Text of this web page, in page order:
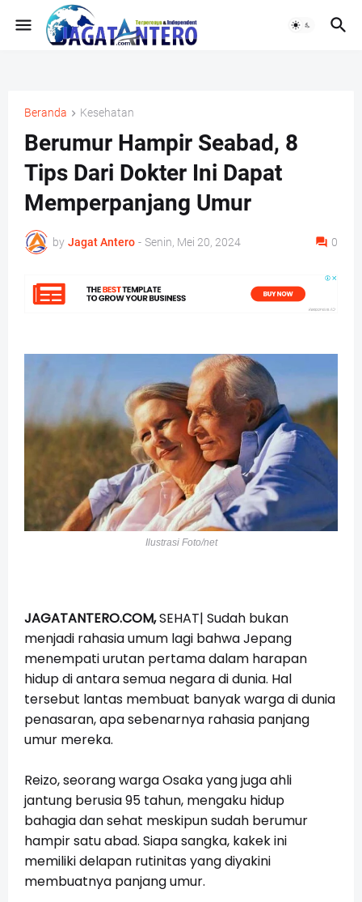
Beranda Kesehatan
Berumur Hampir Seabad, 8
Tips Dari Dokter Ini Dapat
Memperpanjang Umur
by Jagat Antero - Senin, Mei 20, 2024 0
Ilustrasi Foto/net
JAGATANTERO.COM,SEHAT| Sudah bukan
menjadi rahasia umum lagi bahwa Jepang
menempati urutan pertama dalam harapan
hidup di antara semua negara di dunia. Hal
tersebut lantas membuat banyak warga di dunia
penasaran, apa sebenarnya rahasia panjang
umur mereka.
Reizo, seorang warga Osaka yang juga ahli
jantung berusia 95 tahun, mengaku hidup
bahagia dan sehat meskipun sudah berumur
hampir satu abad. Siapa sangka, kakek ini
memiliki delapan rutinitas yang diyakini
membuatnya panjang umur.